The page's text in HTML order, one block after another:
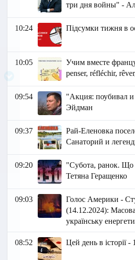
три дня войны" -
10:24 Підсумки тижня в
10:05
Учим вместе
penser, réfléchir,
09:54
"Акция: поубивал
Эйдман
09:37
Рай-Еленовка
Санаторий и
09:20
"Субота, ранок. Що
Тетяна Геращенко
09:03
Голос Америки -
(14.12.2024):
українську
08:52 Цей день в історії -